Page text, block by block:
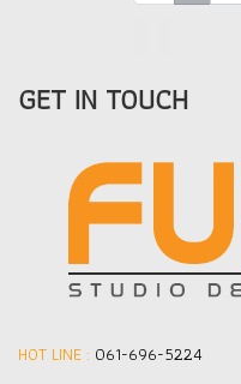
GET IN TOUCH
HOT LINE : 061-696-5224